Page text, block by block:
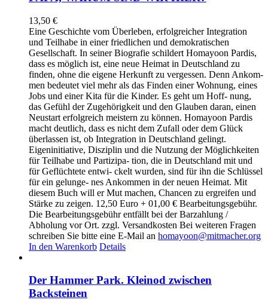
13,50 €
Eine Geschichte vom Überleben, erfolgreicher Integration
und Teilhabe in einer friedlichen und demokratischen
Gesellschaft. In seiner Biografie schildert Homayoon Pardis,
dass es möglich ist, eine neue Heimat in Deutschland zu
finden, ohne die eigene Herkunft zu vergessen. Denn Ankom-
men bedeutet viel mehr als das Finden einer Wohnung, eines
Jobs und einer Kita für die Kinder. Es geht um Hoff- nung,
das Gefühl der Zugehörigkeit und den Glauben daran, einen
Neustart erfolgreich meistern zu können. Homayoon Pardis
macht deutlich, dass es nicht dem Zufall oder dem Glück
überlassen ist, ob Integration in Deutschland gelingt.
Eigeninitiative, Disziplin und die Nutzung der Möglichkeiten
für Teilhabe und Partizipa- tion, die in Deutschland mit und
für Geflüchtete entwi- ckelt wurden, sind für ihn die Schlüssel
für ein gelunge- nes Ankommen in der neuen Heimat. Mit
diesem Buch will er Mut machen, Chancen zu ergreifen und
Stärke zu zeigen. 12,50 Euro + 01,00 € Bearbeitungsgebühr.
Die Bearbeitungsgebühr entfällt bei der Barzahlung /
Abholung vor Ort. zzgl. Versandkosten Bei weiteren Fragen
schreiben Sie bitte eine E-Mail an homayoon@mitmacher.org
In den Warenkorb Details
Der Hammer Park. Kleinod zwischen
Backsteinen